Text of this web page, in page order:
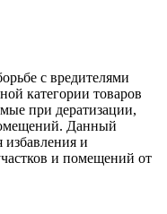
с вредителями
категории товаров
при дератизации,
Данный
избавления и
и помещений от